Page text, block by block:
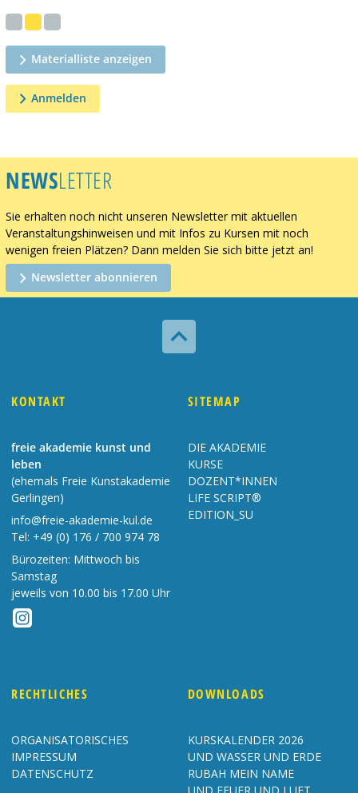
Materialliste anzeigen
Anmelden
NEWSLETTER
Sie erhalten noch nicht unseren Newsletter mit aktuellen
Veranstaltungshinweisen und mit Infos zu Kursen mit noch
wenigen freien Plätzen? Dann melden Sie sich bitte jetzt an!
Newsletter abonnieren

KONTAKT
freie akademie kunst und
leben
(ehemals Freie Kunstakademie
Gerlingen)
info@freie-akademie-kul.de
Tel: +49 (0) 176 / 700 974 78
Bürozeiten: Mittwoch bis
Samstag
jeweils von 10.00 bis 17.00 Uhr
SITEMAP
DIE AKADEMIE
KURSE
DOZENT*INNEN
LIFE SCRIPT®
EDITION_SU
RECHTLICHES
ORGANISATORISCHES
IMPRESSUM
DATENSCHUTZ
DOWNLOADS
KURSKALENDER 2026
UND WASSER UND ERDE
RUBAH MEIN NAME
UND FEUER UND LUFT